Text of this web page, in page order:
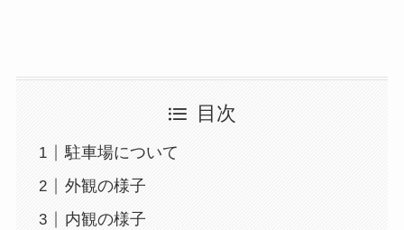
目次
駐車場について
外観の様子
内観の様子